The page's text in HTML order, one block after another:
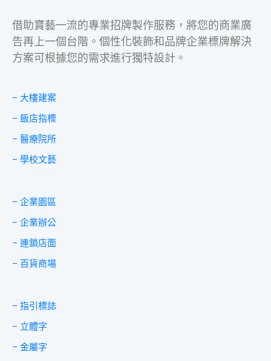
借助寶藝一流的專業招牌製作服務，將您的商業廣
告再上一個台階。個性化裝飾和品牌企業標牌解決
方案可根據您的需求進行獨特設計。
– 大樓建案
– 飯店指標
– 醫療院所
– 學校文藝
– 企業園區
– 企業辦公
– 連鎖店面
– 百貨商場
– 指引標誌
– 立體字
– 金屬字